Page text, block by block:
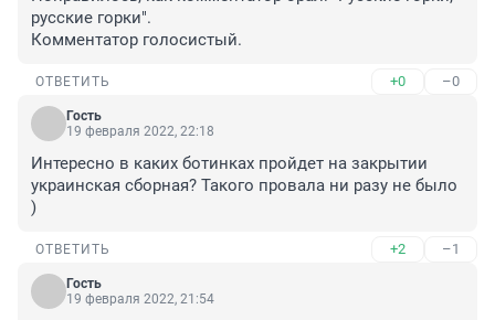
русские горки".
Комментатор голосистый.
ОТВЕТИТЬ +0 –0
Гость
19 февраля 2022, 22:18
Интересно в каких ботинках пройдет на закрытии
украинская сборная? Такого провала ни разу не было
)
ОТВЕТИТЬ +2 –1
Гость
19 февраля 2022, 21:54